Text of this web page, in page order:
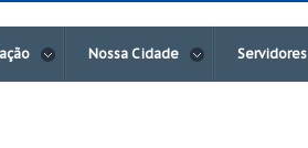
Nossa Cidade Servidores